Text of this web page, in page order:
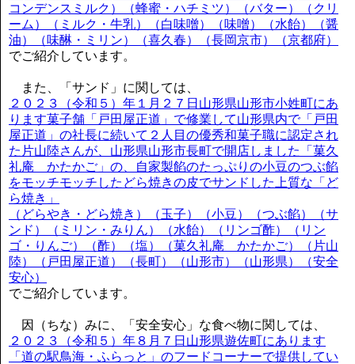
コンデンスミルク）（蜂蜜・ハチミツ）（バター）（クリ
ーム）（ミルク・牛乳）（白味噌）（味噌）（水飴）（醤
油）（味醂・ミリン）（喜久春）（長岡京市）（京都府）
でご紹介しています。
また、「サンド」に関しては、
２０２３（令和５）年１月２７日山形県山形市小姓町にあ
ります菓子舗「戸田屋正道」で修業して山形県内で「戸田
屋正道」の社長に続いて２人目の優秀和菓子職に認定され
た片山陸さんが、山形県山形市長町で開店しました「菓久
礼庵 かたかご」の、自家製餡のたっぷりの小豆のつぶ餡
をモッチモッチしたどら焼きの皮でサンドした上質な「ど
ら焼き」
（どらやき・どら焼き）（玉子）（小豆）（つぶ餡）（サ
ンド）（ミリン・みりん）（水飴）（リンゴ酢）（リン
ゴ・りんご）（酢）（塩）（菓久礼庵 かたかご）（片山
陸）（戸田屋正道）（長町）（山形市）（山形県）（安全
安心）
でご紹介しています。
因（ちな）みに、「安全安心」な食べ物に関しては、
２０２３（令和５）年８月７日山形県遊佐町にあります
「道の駅鳥海・ふらっと」のフードコーナーで提供してい